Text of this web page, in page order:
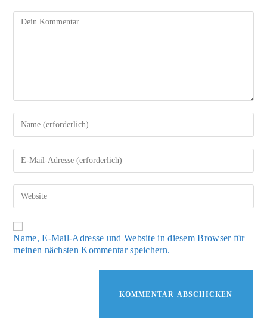
deinen
Namen
oder
Benutzernamen
zum
ein
deine
E-
Mail-
Adresse
zum
deine
Website-
URL
ein
(optional)
Name, E-Mail-Adresse und Website in diesem Browser für
meinen nächsten Kommentar speichern.